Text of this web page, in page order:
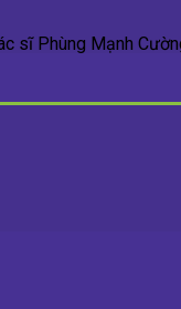
sĩ Phùng Mạnh